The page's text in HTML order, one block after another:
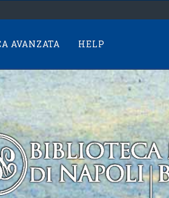
AVANZATA HELP